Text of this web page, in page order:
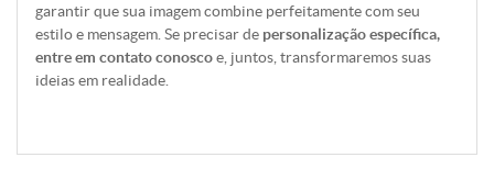
garantir que sua imagem combine perfeitamente com seu
estilo e mensagem. Se precisar de personalização específica,
entre em contato conoscoe, juntos, transformaremos suas
ideias em realidade.